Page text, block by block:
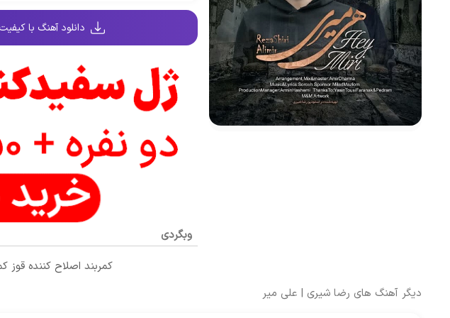
دانلود آهنگ با کیفیت
وبگردی
کمربند اصلاح کننده قوز
دیگر آهنگ های رضا شیری | علی میر